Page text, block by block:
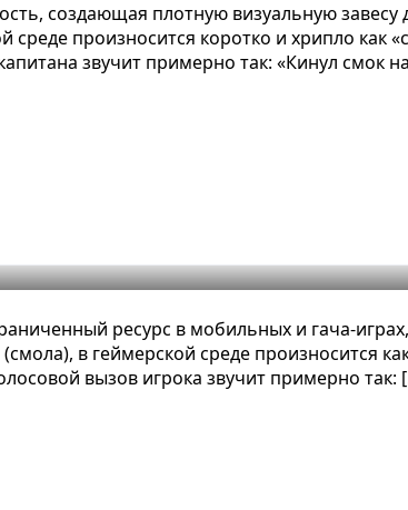
создающая плотную визуальную
произносится коротко и хрипло как
звучит примерно так: «Кинул смок
определение,
ресурс в мобильных и гача-
в геймерской среде произносится
вызов игрока звучит примерно так: